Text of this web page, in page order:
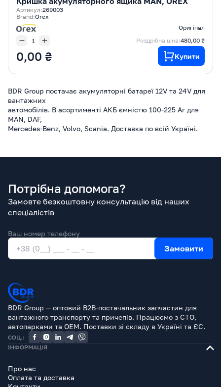
Артикул:269003
Brand:Orex
Оригінал
Роздрібна ціна:480,00 ₴
0,00 ₴ Купити
BDR Group постачає акумуляторні батареї 12V та 24V для
вантажних
автомобілів. В асортименті АКБ ємністю 100-225 Аг для
MAN, DAF,
Mercedes-Benz, Volvo, Scania. Доставка по всій Україні.
Потрібна допомога?
Замовте безкоштовну консультацію від наших
спеціалістів
Ваш номер телефону
Замовити
BDR Group — оптовий B2B-постачальник запчастин для
вантажного транспорту та причепів. Працюємо з СТО,
автопарками та OEM. Поставки зі складу в Україні та ЄС.
СОЦ.:
ІНФОРМАЦІЯ
Про нас
Оплата та доставка